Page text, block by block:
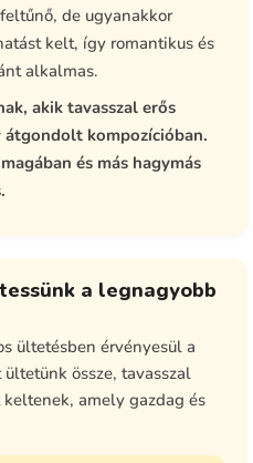
de ugyanakkor
kelt, így romantikus és
alkalmas.
akik tavasszal erős
átgondolt kompozícióban.
és más hagymás
a legnagyobb
ültetésben érvényesül a
össze, tavasszal
amely gazdag és